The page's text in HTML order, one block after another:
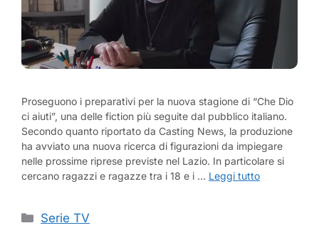
Proseguono i preparativi per la nuova stagione di “Che Dio
ci aiuti”, una delle fiction più seguite dal pubblico italiano.
Secondo quanto riportato da Casting News, la produzione
ha avviato una nuova ricerca di figurazioni da impiegare
nelle prossime riprese previste nel Lazio. In particolare si
cercano ragazzi e ragazze tra i 18 e i … Leggi tutto
Categorie
Serie TV